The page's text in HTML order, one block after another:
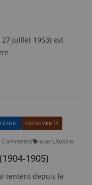
27 juillet 1953) est
EVÉNEMENTS
Comments Japon,Russie
1905)
tentent depuis le